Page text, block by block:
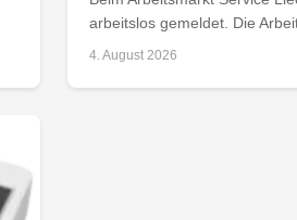
arbeitslos gemeldet. Die
4. August 2026